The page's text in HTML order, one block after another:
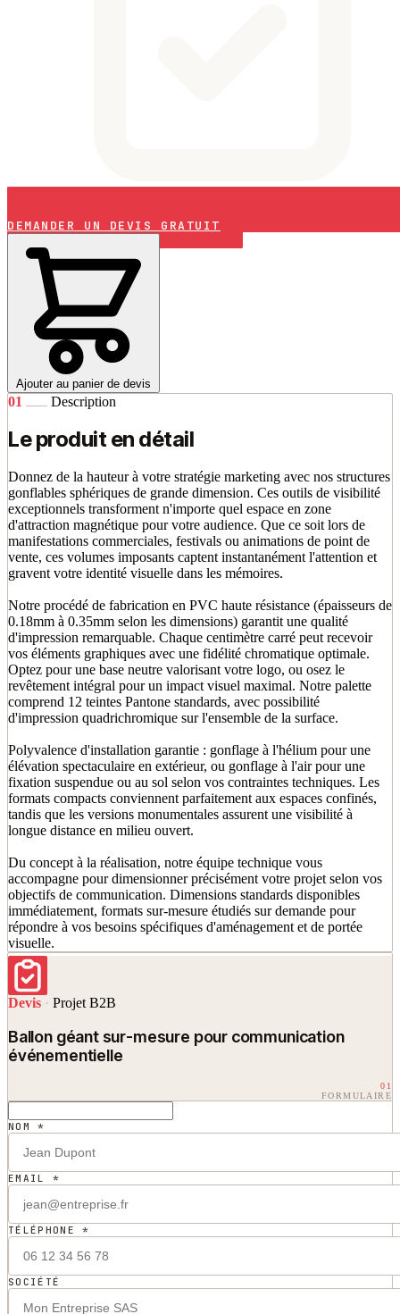
DEMANDER UN DEVIS GRATUIT
Ajouter au panier de devis
01 Description
Le produit en détail
Donnez de la hauteur à votre stratégie marketing avec nos structures
gonflables sphériques de grande dimension. Ces outils de visibilité
exceptionnels transforment n'importe quel espace en zone
d'attraction magnétique pour votre audience. Que ce soit lors de
manifestations commerciales, festivals ou animations de point de
vente, ces volumes imposants captent instantanément l'attention et
gravent votre identité visuelle dans les mémoires.
Notre procédé de fabrication en PVC haute résistance (épaisseurs de
0.18mm à 0.35mm selon les dimensions) garantit une qualité
d'impression remarquable. Chaque centimètre carré peut recevoir
vos éléments graphiques avec une fidélité chromatique optimale.
Optez pour une base neutre valorisant votre logo, ou osez le
revêtement intégral pour un impact visuel maximal. Notre palette
comprend 12 teintes Pantone standards, avec possibilité
d'impression quadrichromique sur l'ensemble de la surface.
Polyvalence d'installation garantie : gonflage à l'hélium pour une
élévation spectaculaire en extérieur, ou gonflage à l'air pour une
fixation suspendue ou au sol selon vos contraintes techniques. Les
formats compacts conviennent parfaitement aux espaces confinés,
tandis que les versions monumentales assurent une visibilité à
longue distance en milieu ouvert.
Du concept à la réalisation, notre équipe technique vous
accompagne pour dimensionner précisément votre projet selon vos
objectifs de communication. Dimensions standards disponibles
immédiatement, formats sur-mesure étudiés sur demande pour
répondre à vos besoins spécifiques d'aménagement et de portée
visuelle.
Devis · Projet B2B
Ballon géant sur-mesure pour communication
événementielle
01
FORMULAIRE
NOM *
EMAIL *
TÉLÉPHONE *
SOCIÉTÉ